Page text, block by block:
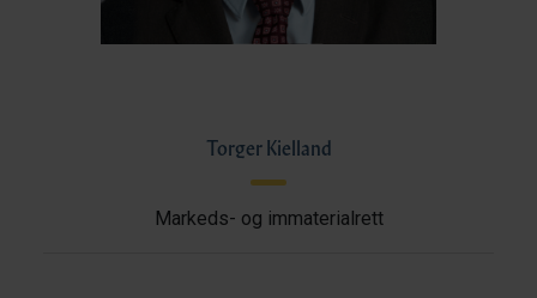
Torger Kielland
Markeds- og immaterialrett